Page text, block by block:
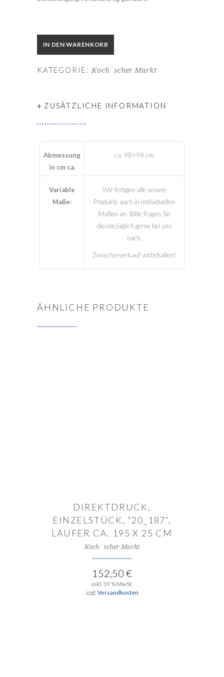
IN DEN WARENKORB
KATEGORIE: Koch´scher Markt
+ ZUSÄTZLICHE INFORMATION
Abmessung
in cm ca.
ca. 98×98 cm
Variable
Maße:
Wir fertigen alle unsere
Produkte auch in individuellen
Maßen an. Bitte fragen Sie
diesbezüglich gerne bei uns
nach.
Zwischenverkauf vorbehalten!
ÄHNLICHE PRODUKTE
DIREKTDRUCK,
EINZELSTÜCK, “20_187”,
LÄUFER CA. 195 X 25 CM
Koch´scher Markt
152,50 €
inkl. 19 % MwSt.
zzgl. Versandkosten